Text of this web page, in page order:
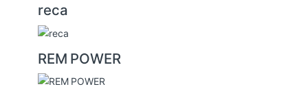
reca
REM POWER